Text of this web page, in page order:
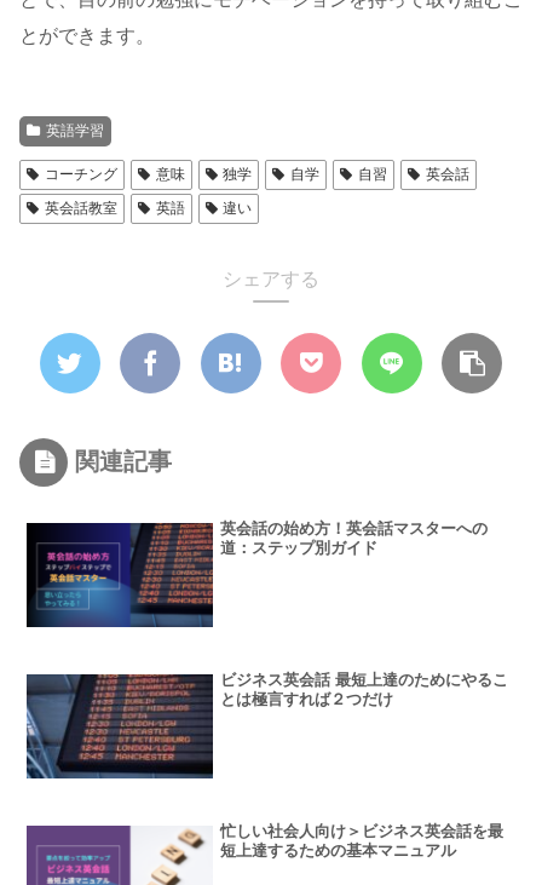
とができます。
英語学習
コーチング 意味 独学 自学 自習
英会話
英会話教室
英語 違い
シェアする
関連記事
英会話の始め方！英会話マスターへの
道：ステップ別ガイド
ビジネス英会話 最短上達のためにやるこ
とは極言すれば２つだけ
忙しい社会人向け＞ビジネス英会話を最
短上達するための基本マニュアル